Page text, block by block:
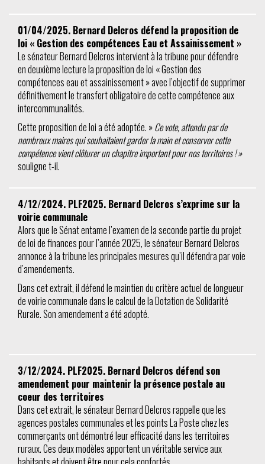
01/04/2025. Bernard Delcros défend la proposition de
loi « Gestion des compétences Eau et Assainissement »
Le sénateur Bernard Delcros intervient à la tribune pour défendre
en deuxième lecture la proposition de loi « Gestion des
compétences eau et assainissement » avec l’objectif de supprimer
définitivement le transfert obligatoire de cette compétence aux
intercommunalités.
Cette proposition de loi a été adoptée. »Ce vote, attendu par de
nombreux maires qui souhaitaient garder la main et conserver cette
compétence vient clôturer un chapitre important pour nos territoires ! »
souligne t-il.
4/12/2024. PLF2025. Bernard Delcros s’exprime sur la
voirie communale
Alors que le Sénat entame l’examen de la seconde partie du projet
de loi de finances pour l’année 2025, le sénateur Bernard Delcros
annonce à la tribune les principales mesures qu’il défendra par voie
d’amendements.
Dans cet extrait, il défend le maintien du critère actuel de longueur
de voirie communale dans le calcul de la Dotation de Solidarité
Rurale. Son amendement a été adopté.
3/12/2024. PLF2025. Bernard Delcros défend son
amendement pour maintenir la présence postale au
coeur des territoires
Dans cet extrait, le sénateur Bernard Delcros rappelle que les
agences postales communales et les points La Poste chez les
commerçants ont démontré leur efficacité dans les territoires
ruraux. Ces deux modèles apportent un véritable service aux